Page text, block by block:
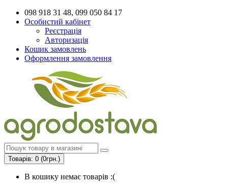
098 918 31 48, 099 050 84 17
Особистий кабінет
Реєстрація
Авторизація
Кошик замовлень
Оформлення замовлення
Товарів: 0 (0грн.)
В кошику немає товарів :(